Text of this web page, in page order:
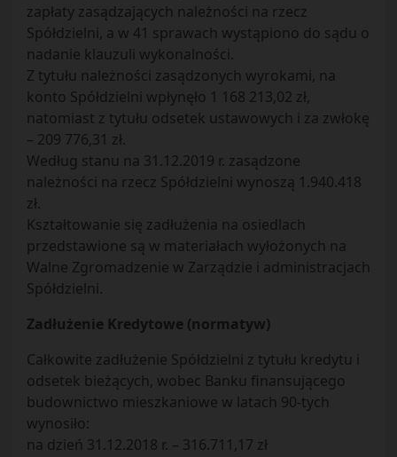
zapłaty zasądzających należności na rzecz
Spółdzielni, a w 41 sprawach wystąpiono do sądu o
nadanie klauzuli wykonalności.
Z tytułu należności zasądzonych wyrokami, na
konto Spółdzielni wpłynęło 1 168 213,02 zł,
natomiast z tytułu odsetek ustawowych i za zwłokę
– 209 776,31 zł.
Według stanu na 31.12.2019 r. zasądzone
należności na rzecz Spółdzielni wynoszą 1.940.418
zł.
Kształtowanie się zadłużenia na osiedlach
przedstawione są w materiałach wyłożonych na
Walne Zgromadzenie w Zarządzie i administracjach
Spółdzielni.
Zadłużenie Kredytowe (normatyw)
Całkowite zadłużenie Spółdzielni z tytułu kredytu i
odsetek bieżących, wobec Banku finansującego
budownictwo mieszkaniowe w latach 90-tych
wynosiło:
na dzień 31.12.2018 r. – 316.711,17 zł